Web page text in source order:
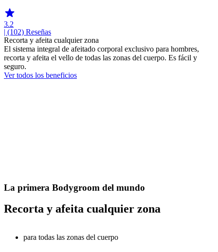
3.2
| (102) Reseñas
Recorta y afeita cualquier zona
El sistema integral de afeitado corporal exclusivo para hombres,
recorta y afeita el vello de todas las zonas del cuerpo. Es fácil y
seguro.
Ver todos los beneficios
La primera Bodygroom del mundo
Recorta y afeita cualquier zona
para todas las zonas del cuerpo